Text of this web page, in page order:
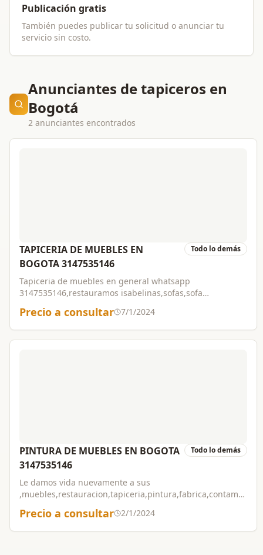
Publicación gratis
También puedes publicar tu solicitud o anunciar tu
servicio sin costo.
Anunciantes de tapiceros en
Bogotá
2 anunciantes encontrados
TAPICERIA DE MUEBLES EN
BOGOTA 3147535146
Todo lo demás
Tapiceria de muebles en general whatsapp
3147535146,restauramos isabelinas,sofas,sofa
certificados con mas de 30 años de experiencia y
manejamos los mejores materiales y telas del
mercado,sistema antirasguños.trabajos garantizados.
Precio a consultar 7/1/2024
PINTURA DE MUEBLES EN BOGOTA
3147535146
Todo lo demás
Le damos vida nuevamente a sus
,muebles,restauracion,tapiceria,pintura,fabrica,contamos
3147535146,trabajos garantizados por toda bogota,
Precio a consultar 2/1/2024